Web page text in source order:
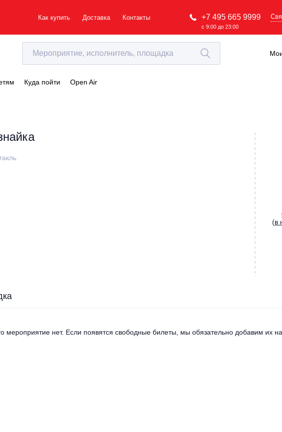
Как купить Доставка Контакты +7 495 665 9999
с 9:00 до 23:00
Куда пойти Open Air
(в
мероприятие нет. Если появятся свободные билеты, мы обязательно добавим их на